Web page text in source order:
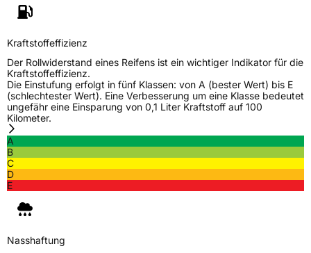
Kraftstoffeffizienz
Der Rollwiderstand eines Reifens ist ein wichtiger Indikator für die
Kraftstoffeffizienz.
Die Einstufung erfolgt in fünf Klassen: von A (bester Wert) bis E
(schlechtester Wert). Eine Verbesserung um eine Klasse bedeutet
ungefähr eine Einsparung von 0,1 Liter Kraftstoff auf 100
Kilometer.
A
B
C
D
E
Nasshaftung